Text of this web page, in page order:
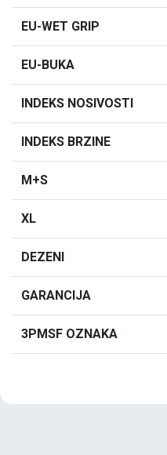
EU-WET GRIP
EU-BUKA
INDEKS NOSIVOSTI
INDEKS BRZINE
M+S
XL
DEZENI
GARANCIJA
3PMSF OZNAKA